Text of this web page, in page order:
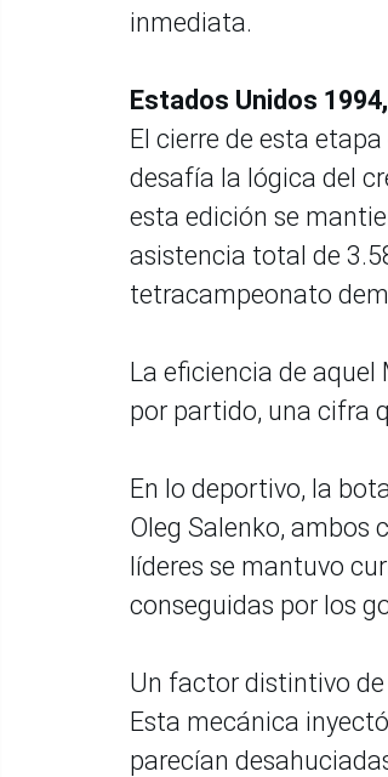
inmediata.
Estados Unidos
El cierre de esta
desafía la lógica del
esta edición se
asistencia total de
tetracampeonato
La eficiencia de
por partido, una cifra
En lo deportivo, la
Oleg Salenko, ambos
líderes se mantuvo
conseguidas por los
Un factor distintivo
Esta mecánica
parecían